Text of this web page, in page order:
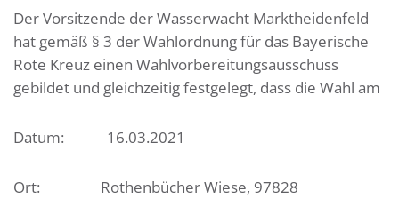
Der Vorsitzende der Wasserwacht Marktheidenfeld
hat gemäß § 3 der Wahlordnung für das Bayerische
Rote Kreuz einen Wahlvorbereitungsausschuss
gebildet und gleichzeitig festgelegt, dass die Wahl am
Datum: 16.03.2021
Ort: Rothenbücher Wiese, 97828